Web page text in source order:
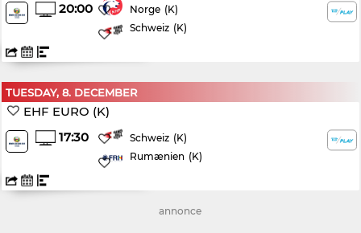
20:00
Norge (K)
Schweiz (K)
TUESDAY, 8. DECEMBER
EHF EURO (K)
17:30
Schweiz (K)
Rumænien (K)
annonce